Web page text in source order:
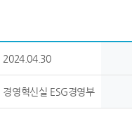
2024.04.30
경영혁신실 ESG경영부